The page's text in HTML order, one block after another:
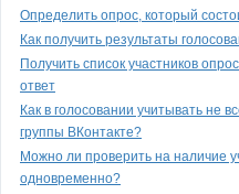
Определить опрос, который
Как получить результаты
Получить список участников
ответ
Как в голосовании учитывать не
группы ВКонтакте?
Можно ли проверить на наличие
одновременно?